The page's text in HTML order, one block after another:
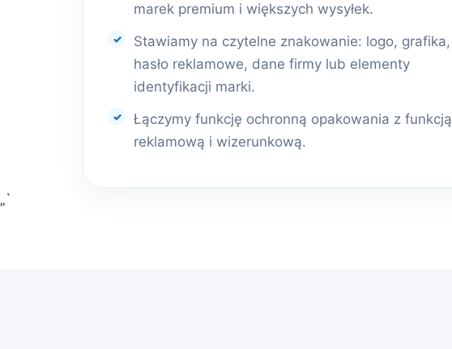
marek premium i większych wysyłek.
Stawiamy na czytelne znakowanie: logo, grafika,
hasło reklamowe, dane firmy lub elementy
identyfikacji marki.
Łączymy funkcję ochronną opakowania z funkcją
reklamową i wizerunkową.
„`